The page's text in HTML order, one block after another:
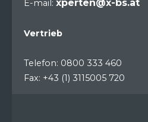
E-mail: xperten@x-bs.at
Vertrieb
Telefon: 0800 333 460
Fax: +43 (1) 3115005 720